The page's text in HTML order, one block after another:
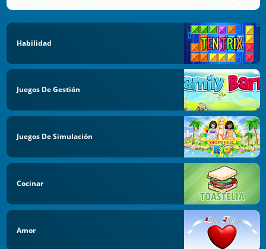
Habilidad
Juegos De Gestión
Juegos De Simulación
Cocinar
Amor